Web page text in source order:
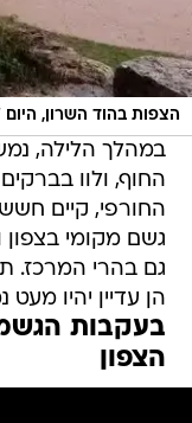
הצפות בהוד השרון, היום
במהלך הלילה,
החוף, ולוו
החורפי, קיים
גשם מקומי בצפון
גם בהרי המרכז.
הן עדיין יהיו
בעקבות
הצפון